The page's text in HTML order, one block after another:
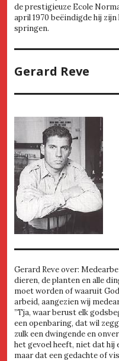
de prestigieuze Ecole
april 1970 beëindigde hij
springen.
Gerard Reve
Gerard Reve over:
dieren, de planten en alle
moet worden of waaruit
arbeid, aangezien wij
”Tja, waar berust elk
een openbaring, dat wil
zulk een dwingende en
het gevoel heeft, niet dat hij
maar dat een gedachte of